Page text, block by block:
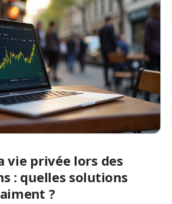
vie privée lors des
: quelles solutions
?